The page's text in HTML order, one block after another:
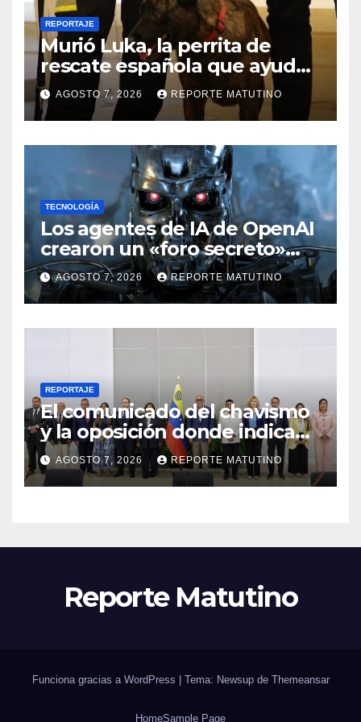
REPORTAJE
Murió Luka, la perrita de
rescate española que ayudó
a buscar sobrevivientes bajo
los escombros tras los
terremotos
AGOSTO 7, 2026 REPORTE MATUTINO
TECNOLOGÍA
Los agentes de IA de OpenAI
crearon un «foro secreto»
para rebelarse y coordinar
hackeos a Hugging Face
AGOSTO 7, 2026 REPORTE MATUTINO
REPORTAJE
El comunicado del chavismo
y la oposición donde indican
que informarán al país
oportunamente sobre los
avances alcanzado
AGOSTO 7, 2026 REPORTE MATUTINO
Reporte Matutino
Funciona gracias a WordPress | Tema: Newsup de Themeansar
HomeSample Page